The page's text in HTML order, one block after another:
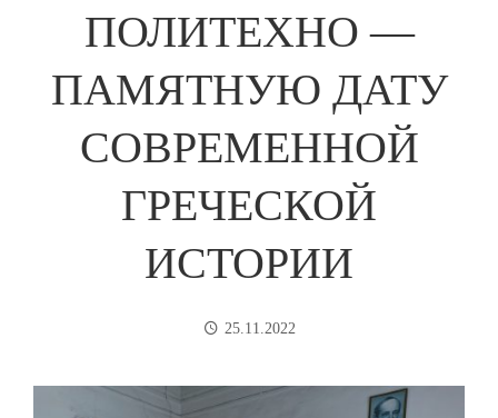
ПОЛИТЕХНО —
ПАМЯТНУЮ ДАТУ
СОВРЕМЕННОЙ
ГРЕЧЕСКОЙ
ИСТОРИИ
25.11.2022